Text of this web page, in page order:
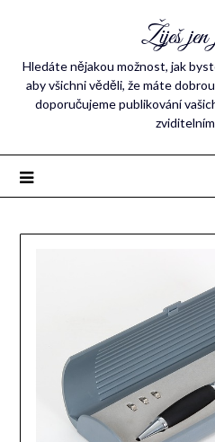
Žiješ jen
Hledáte nějakou možnost, jak
aby všichni věděli, že máte
doporučujeme publikování